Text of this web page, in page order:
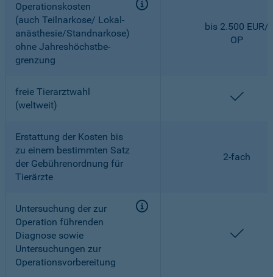
Operationskosten
(auch Teilnarkose/ Lokal­
anästhesie/Standnarkose)
ohne Jahreshöchstbe­
grenzung
bis 2.500 EUR/
OP
freie Tierarztwahl
(weltweit)
Erstattung der Kosten bis
zu einem bestimmten Satz
der Gebührenordnung für
Tierärzte
2-fach
Untersuchung der zur
Operation führenden
Diagnose sowie
Untersuchungen zur
Operationsvorbereitung